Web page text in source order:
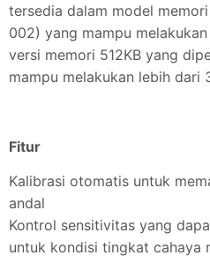
tersedia dalam model
002) yang mampu
versi memori 512KB yang
mampu melakukan lebih dari
Fitur
Kalibrasi otomatis untuk
andal
Kontrol sensitivitas yang
untuk kondisi tingkat cahaya